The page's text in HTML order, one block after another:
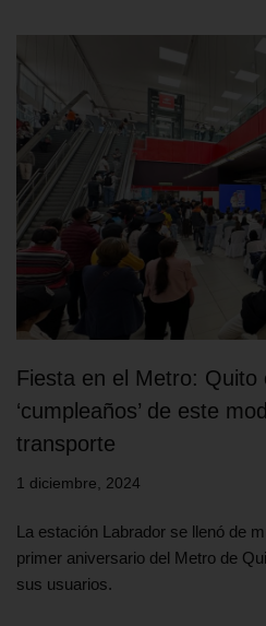
Fiesta en el Metro: Quito
‘cumpleaños’ de este
transporte
1 diciembre, 2024
La estación Labrador se llenó de
primer aniversario del Metro de
sus usuarios.